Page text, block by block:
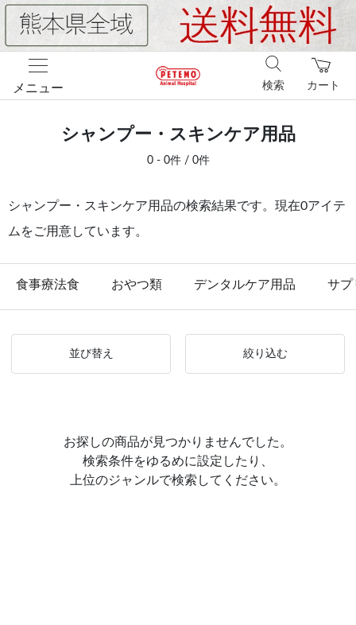
メニュー カート
検索
シャンプー・スキンケア用品
0 - 0件 / 0件
シャンプー・スキンケア用品の検索結果です。現在0アイテ
ムをご用意しています。
食事療法食 おやつ類 デンタルケア用品 サプ
並び替え 絞り込む
お探しの商品が見つかりませんでした。
検索条件をゆるめに設定したり、
上位のジャンルで検索してください。